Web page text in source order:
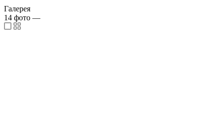
Галерея
14 фото —